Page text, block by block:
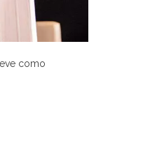
como